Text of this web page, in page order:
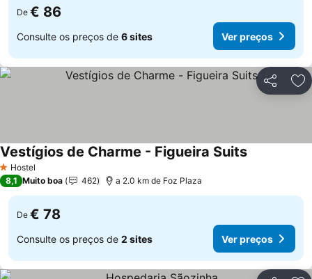
De € 86
Consulte os preços de 6 sites Ver preços
Partilhar
1 Estrelas
Hostel
Vestígios de Charme - Figueira SuitsVer preços
8,1 Muito boa 462 a 2.0 km de Foz Plaza
De € 78
Consulte os preços de 2 sites Ver preços